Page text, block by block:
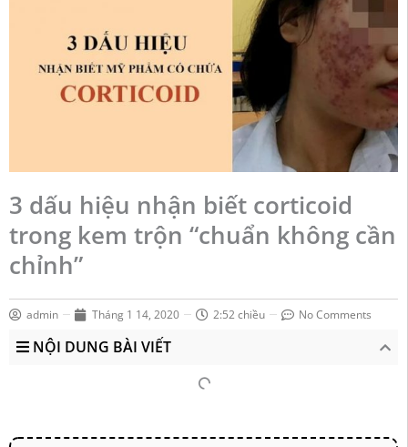
3 dấu hiệu nhận biết corticoid
trong kem trộn “chuẩn không cần
chỉnh”
admin Tháng 1 14, 2020 2:52 chiều No Comments
NỘI DUNG BÀI VIẾT